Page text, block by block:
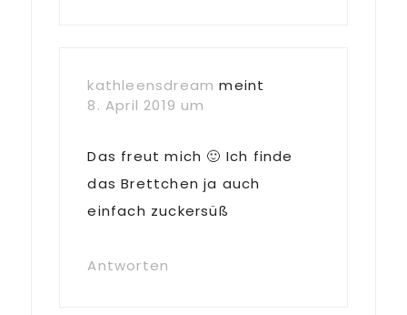
kathleensdream meint
8. April 2019 um
Das freut mich 🙂 Ich finde
das Brettchen ja auch
einfach zuckersüß
Antworten